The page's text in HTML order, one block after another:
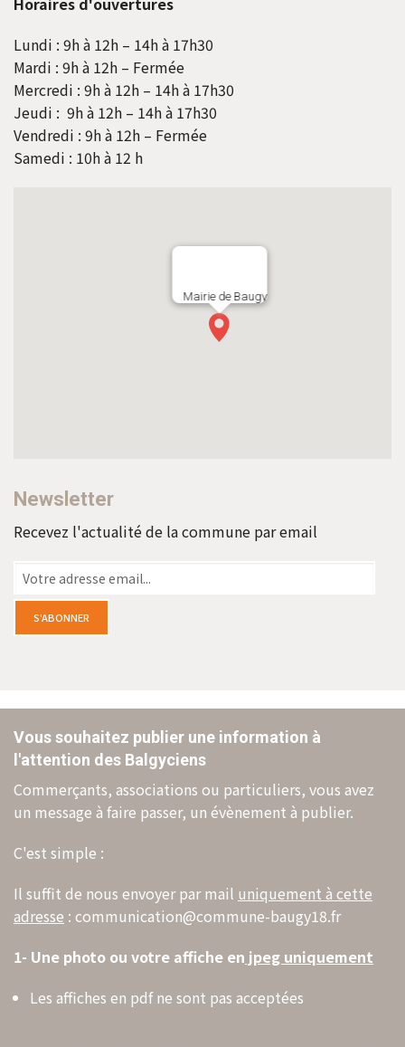
Lundi : 9h à 12h – 14h à 17h30
Mardi : 9h à 12h – Fermée
Mercredi : 9h à 12h – 14h à 17h30
Jeudi : 9h à 12h – 14h à 17h30
Vendredi : 9h à 12h – Fermée
Samedi : 10h à 12 h
Mairie de Baugy
Newsletter
Recevez l'actualité de la commune par email
Vous souhaitez publier une information à
l'attention des Balgyciens
Commerçants, associations ou particuliers, vous avez
un message à faire passer, un évènement à publier.
C'est simple :
Il suffit de nous envoyer par mail uniquement à cette
adresse : communication@commune-baugy18.fr
1- Une photo ou votre affiche en jpeg uniquement
Les affiches en pdf ne sont pas acceptées